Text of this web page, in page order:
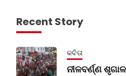
Recent Story
କବିତା
ନୀଳବର୍ଣ୍ଣ ଶୃଗାଳ